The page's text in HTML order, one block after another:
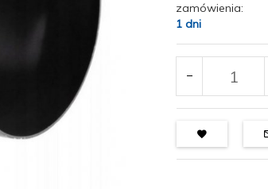
zamówienia:
1 dni